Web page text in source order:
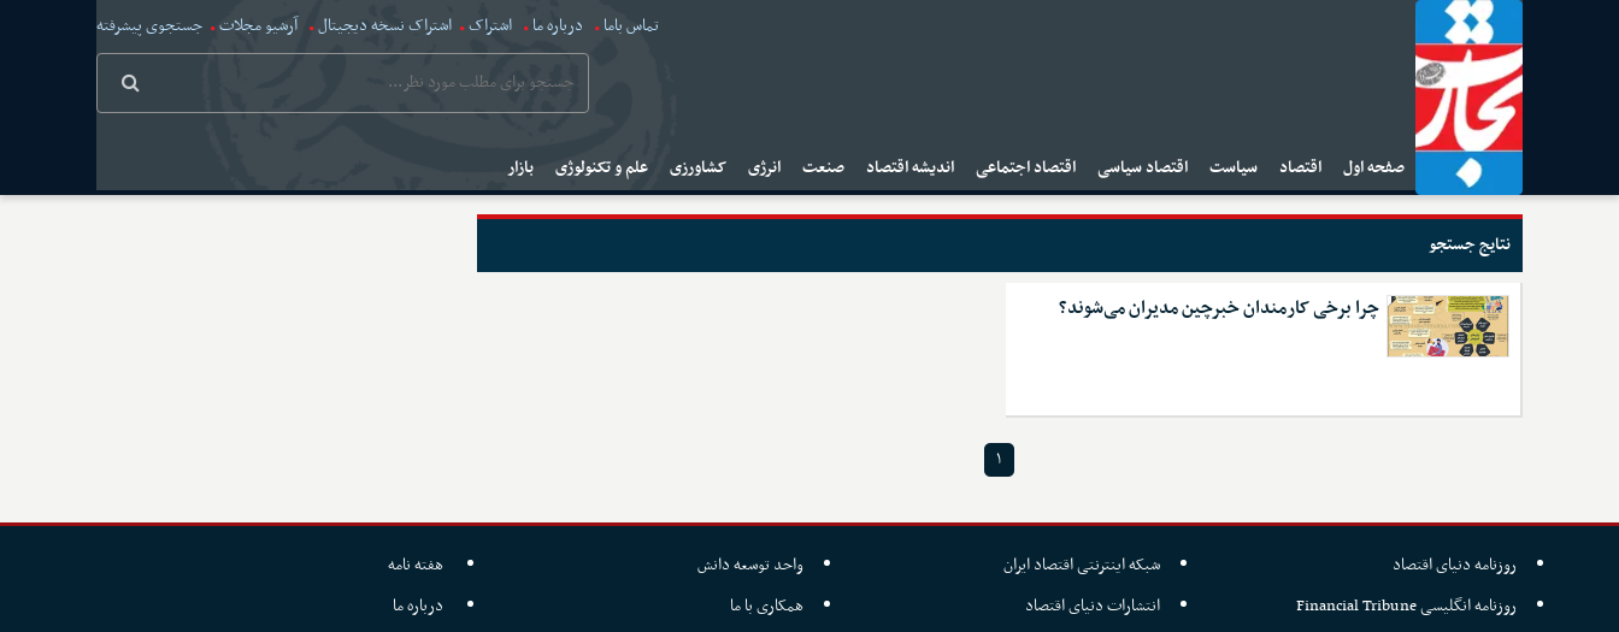
تماس باما درباره ما اشتراک اشتراک نسخه دیجیتال آرشیو مجلات جستجوی پیشرفته
صفحه اول اقتصاد سیاست اقتصاد سیاسی اقتصاد اجتماعی اندیشه اقتصاد صنعت انرژی کشاورزی علم و تکنولوژی بازار
نتایج جستجو
چرا برخی کارمندان خبرچین مدیران می‌شوند؟
۱
روزنامه دنیای اقتصاد
روزنامه انگلیسی Financial Tribune
شبکه اینترنتی اقتصاد ایران
انتشارات دنیای اقتصاد
واحد توسعه دانش
همکاری با ما
هفته نامه
درباره ما